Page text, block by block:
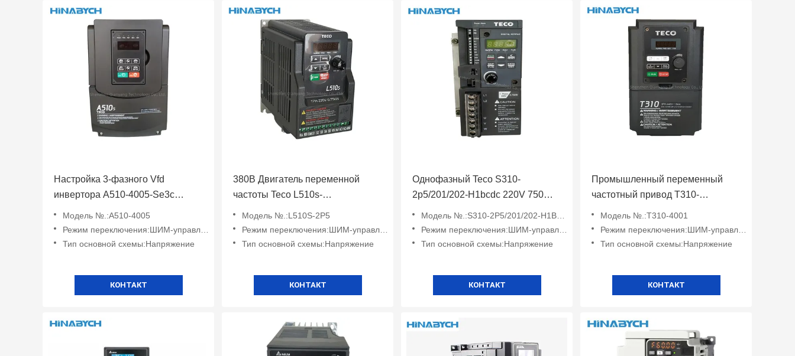
Настройка 3-фазного Vfd
инвертора A510-4005-Se3c
крутящего момента скорости
Модель №.:A510-4005
Режим переключения:ШИМ-управление
Тип основной схемы:Напряжение
КОНТАКТ
380В Двигатель переменной
частоты Teco L510s-
Двигатель переменной скорости
Модель №.:L510S-2P5
Режим переключения:ШИМ-управление
Тип основной схемы:Напряжение
КОНТАКТ
Однофазный Teco S310-
2p5/201/202-H1bcdc 220V 750W с
Модель №.:S310-2P5/201/202-H1BCDC
Режим переключения:ШИМ-управление
Тип основной схемы:Напряжение
КОНТАКТ
Промышленный переменный
частотный привод T310-
Модель №.:T310-4001
Режим переключения:ШИМ-управление
Тип основной схемы:Напряжение
КОНТАКТ